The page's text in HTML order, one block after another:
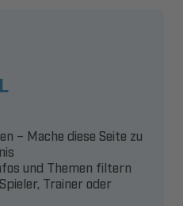
– Mache diese Seite zu
und Themen filtern
Trainer oder